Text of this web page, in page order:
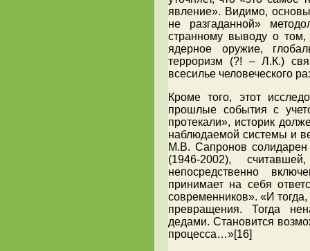
явление». Видимо,
не разгаданной»
странному выводу о том,
ядерное оружие,
терроризм (?! – Л.К.)
всесилье человеческого
Кроме того, этот
прошлые события с
протекали», историк
наблюдаемой системы и
М.В. Сапронов
(1946-2002),
непосредственно
принимает на себя
современников». «И
превращения. Тогда
дедами. Становится
процесса…»[16]